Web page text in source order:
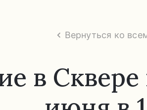
Вернуться ко
в